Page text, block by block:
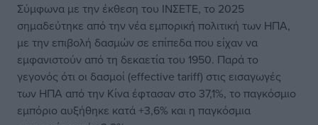
Σύμφωνα με την έκθεση του ΙΝΣΕΤΕ, το 2025
σημαδεύτηκε από την νέα εμπορική πολιτική των ΗΠΑ,
με την επιβολή δασμών σε επίπεδα που είχαν να
εμφανιστούν από τη δεκαετία του 1950. Παρά το
γεγονός ότι οι δασμοί (effective tariff) στις εισαγωγές
των ΗΠΑ από την Κίνα έφτασαν στο 37,1%, το παγκόσμιο
εμπόριο αυξήθηκε κατά +3,6% και η παγκόσμια